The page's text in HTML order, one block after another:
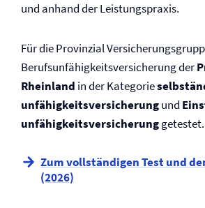
und anhand der Leistungspraxis.
Für die Provinzial
Berufs­unfähigkeits­versicherung der
Rheinland in der Kategorie
unfähigkeits­versicherungund
unfähigkeits­versicherunggetestet.
Zum vollständigen Test und
(2026)